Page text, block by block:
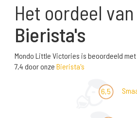
Het oordeel
Bierista's
Mondo Little Victories is beoordeeld
7,4 door onze Bierista's
6,5